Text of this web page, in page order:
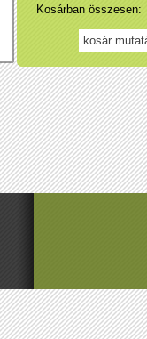
Kosárban összesen: